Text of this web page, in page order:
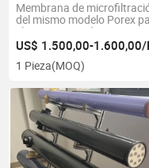
Membrana de
del mismo modelo Porex
el tratamiento de aguas
residuales industriales
1 Pieza(MOQ)